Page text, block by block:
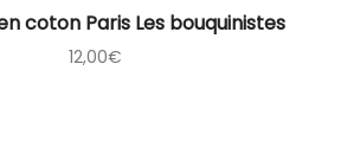
coton Paris Les bouquinistes
12,00€